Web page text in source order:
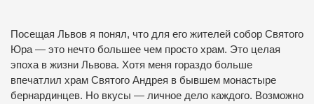
Посещая Львов я понял, что для его жителей собор Святого
Юра — это нечто большее чем просто храм. Это целая
эпоха в жизни Львова. Хотя меня гораздо больше
впечатлил храм Святого Андрея в бывшем монастыре
бернардинцев. Но вкусы — личное дело каждого. Возможно